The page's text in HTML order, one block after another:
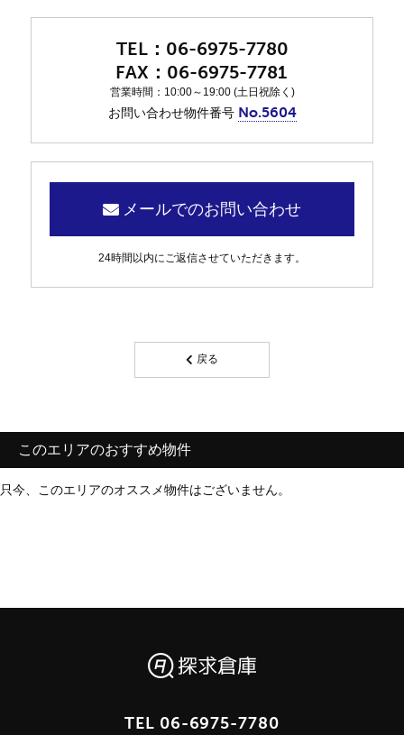
06-6975-7780
06-6975-7781
営業時間：10:00～19:00 (土日祝除く)
お問い合わせ物件番号 No.5604
メールでのお問い合わせ
24時間以内にご返信させていただきます。
戻る
このエリアのおすすめ物件
只今、このエリアのオススメ物件はございません。
TEL 06-6975-7780